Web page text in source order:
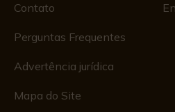
Contato
Perguntas Frequentes
Advertência jurídica
Mapa do Site